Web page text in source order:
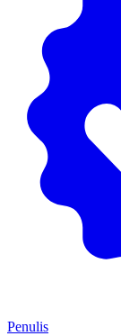
Penulis